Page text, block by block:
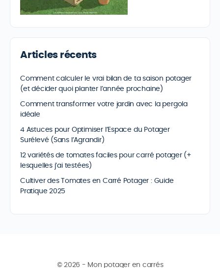
Articles récents
Comment calculer le vrai bilan de ta saison potager
(et décider quoi planter l’année prochaine)
Comment transformer votre jardin avec la pergola
idéale
4 Astuces pour Optimiser l’Espace du Potager
Surélevé (Sans l’Agrandir)
12 variétés de tomates faciles pour carré potager (+
lesquelles j’ai testées)
Cultiver des Tomates en Carré Potager : Guide
Pratique 2025
© 2026 - Mon potager en carrés